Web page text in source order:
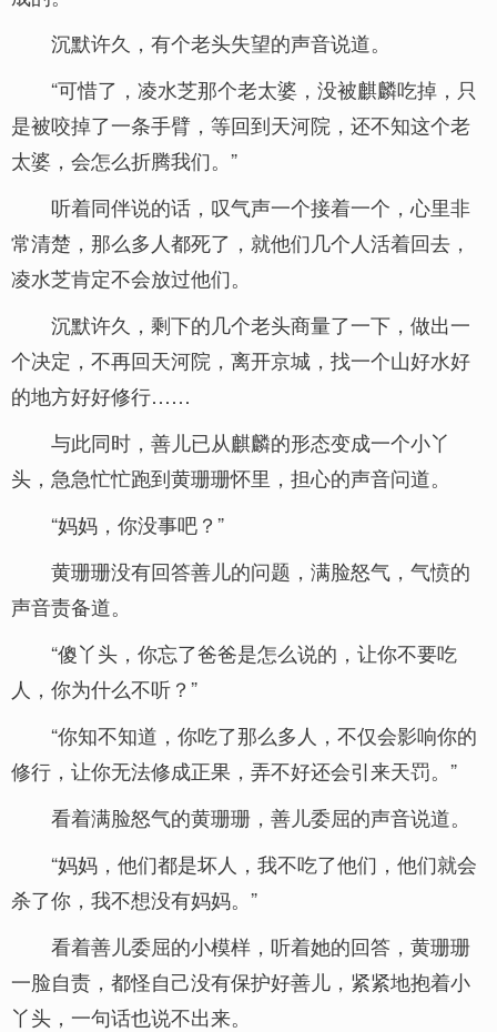
沉默许久，有个老头失望的声音说道。
“可惜了，凌水芝那个老太婆，没被麒麟吃掉，只
是被咬掉了一条手臂，等回到天河院，还不知这个老
太婆，会怎么折腾我们。”
听着同伴说的话，叹气声一个接着一个，心里非
常清楚，那么多人都死了，就他们几个人活着回去，
凌水芝肯定不会放过他们。
沉默许久，剩下的几个老头商量了一下，做出一
个决定，不再回天河院，离开京城，找一个山好水好
的地方好好修行……
与此同时，善儿已从麒麟的形态变成一个小丫
头，急急忙忙跑到黄珊珊怀里，担心的声音问道。
“妈妈，你没事吧？”
黄珊珊没有回答善儿的问题，满脸怒气，气愤的
声音责备道。
“傻丫头，你忘了爸爸是怎么说的，让你不要吃
人，你为什么不听？”
“你知不知道，你吃了那么多人，不仅会影响你的
修行，让你无法修成正果，弄不好还会引来天罚。”
看着满脸怒气的黄珊珊，善儿委屈的声音说道。
“妈妈，他们都是坏人，我不吃了他们，他们就会
杀了你，我不想没有妈妈。”
看着善儿委屈的小模样，听着她的回答，黄珊珊
一脸自责，都怪自己没有保护好善儿，紧紧地抱着小
丫头，一句话也说不出来。